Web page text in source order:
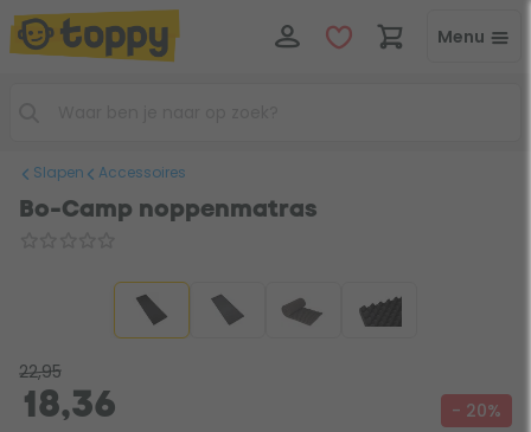
Menu
Slapen Accessoires
Bo-Camp noppenmatras
22,95
18,36 - 20%